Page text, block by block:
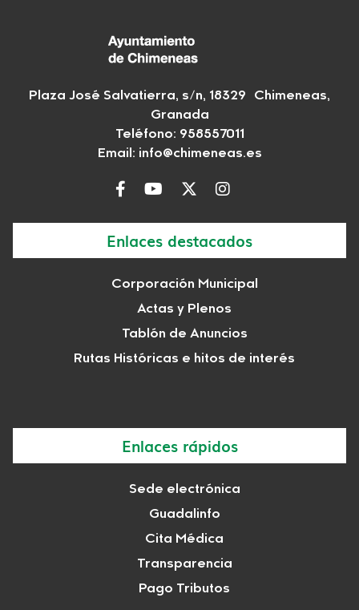
Plaza José Salvatierra, s/n, 18329 Chimeneas,
Granada
Teléfono: 958557011
Email: info@chimeneas.es
Enlaces destacados
Corporación Municipal
Actas y Plenos
Tablón de Anuncios
Rutas Históricas e hitos de interés
Enlaces rápidos
Sede electrónica
Guadalinfo
Cita Médica
Transparencia
Pago Tributos